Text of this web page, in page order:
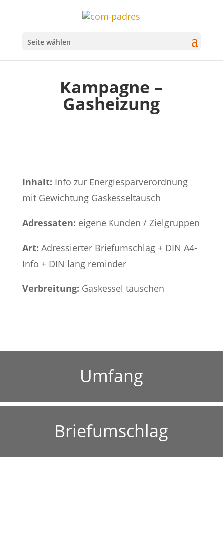
Seite wählen
Kampagne –
Gasheizung
Inhalt: Info zur Energiesparverordnung
mit Gewichtung Gaskesseltausch
Adressaten: eigene Kunden / Zielgruppen
Art: Adressierter Briefumschlag + DIN A4-
Info + DIN lang reminder
Verbreitung: Gaskessel tauschen
Umfang
Briefumschlag